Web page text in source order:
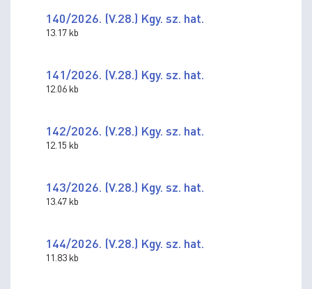
140/2026. (V.28.) Kgy. sz. hat.
13.17 kb
141/2026. (V.28.) Kgy. sz. hat.
12.06 kb
142/2026. (V.28.) Kgy. sz. hat.
12.15 kb
143/2026. (V.28.) Kgy. sz. hat.
13.47 kb
144/2026. (V.28.) Kgy. sz. hat.
11.83 kb